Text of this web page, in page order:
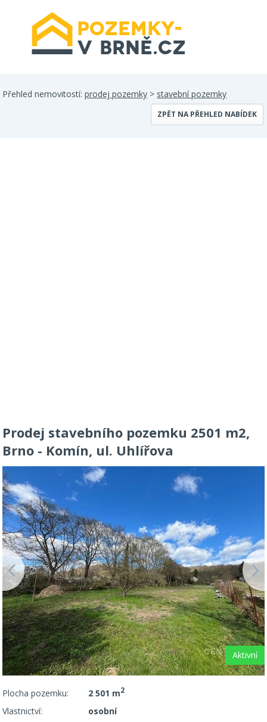
Přehled nemovitostí:prodej pozemky > stavební pozemky
ZPĚT NA PŘEHLED NABÍDEK
Prodej stavebního pozemku 2501 m2,
Brno - Komín, ul. Uhlířova
Aktivní
Plocha pozemku: 2 501 m2
Vlastnictví:
osobní